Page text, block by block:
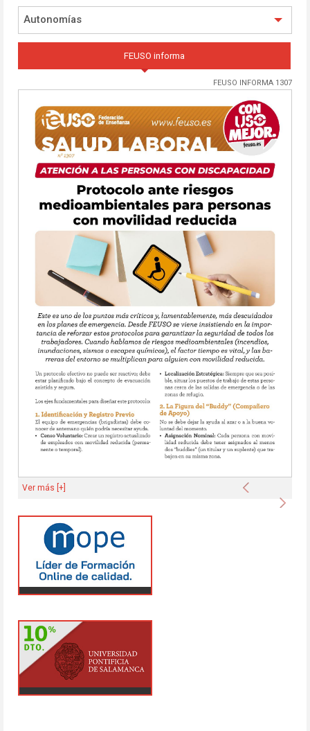
Autonomías
FEUSO informa
FEUSO INFORMA 1307
Anterior
Ver más [+]